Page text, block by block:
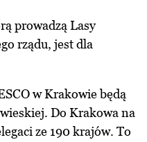
prowadzą Lasy
rządu, jest dla
w Krakowie będą
Do Krakowa na
ze 190 krajów. To